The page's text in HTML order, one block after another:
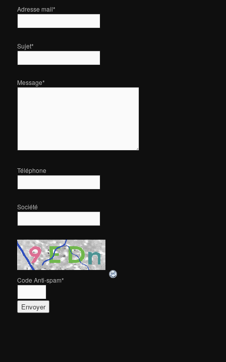
Adresse mail*
Sujet*
Message*
Téléphone
Société
Code Anti-spam*